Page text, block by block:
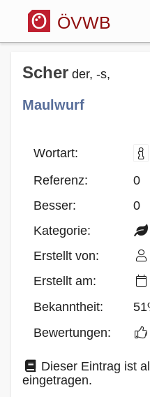
ÖVWB
Wörterbuch
Hitparade
Blog
Scher der, -s,
Maulwurf
Wortart:
Referenz:
0
Besser:
0
Kategorie:
Erstellt von:
Erstellt am:
Bekanntheit:
Bewertungen:
Dieser Eintrag ist
eingetragen.